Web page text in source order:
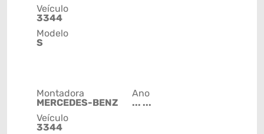
Veículo
3344
Modelo
S
Montadora
MERCEDES-BENZ
Veículo
3344
Ano
... ...